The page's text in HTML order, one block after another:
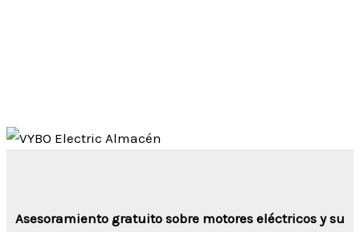
Asesoramiento gratuito sobre motores eléctricos y su